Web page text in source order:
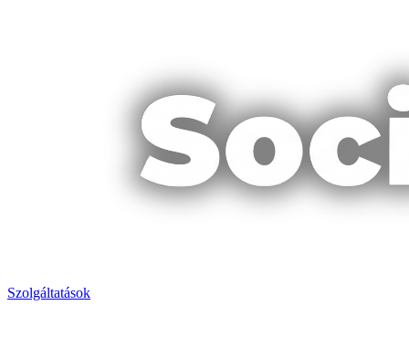
Szolgáltatások